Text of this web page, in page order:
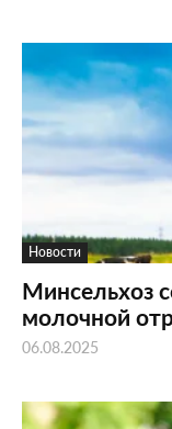
Новости
Минсельхоз
молочной
06.08.2025